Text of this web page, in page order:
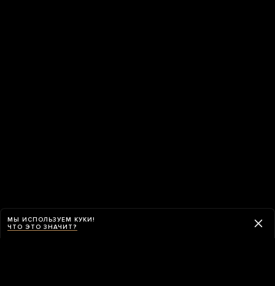
МЫ ИСПОЛЬЗУЕМ КУКИ!
ЧТО ЭТО ЗНАЧИТ?